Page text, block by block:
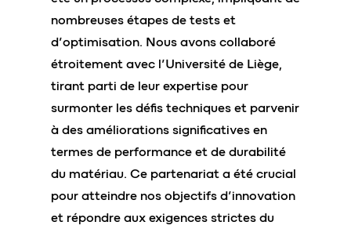
nombreuses étapes de tests et
d’optimisation. Nous avons collaboré
étroitement avec l’Université de Liège,
tirant parti de leur expertise pour
surmonter les défis techniques et parvenir
à des améliorations significatives en
termes de performance et de durabilité
du matériau. Ce partenariat a été crucial
pour atteindre nos objectifs d’innovation
et répondre aux exigences strictes du